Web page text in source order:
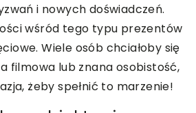
i nowych doświadczeń.
wśród tego typu prezentów
Wiele osób chciałoby się
filmowa lub znana osobistość,
żeby spełnić to marzenie!